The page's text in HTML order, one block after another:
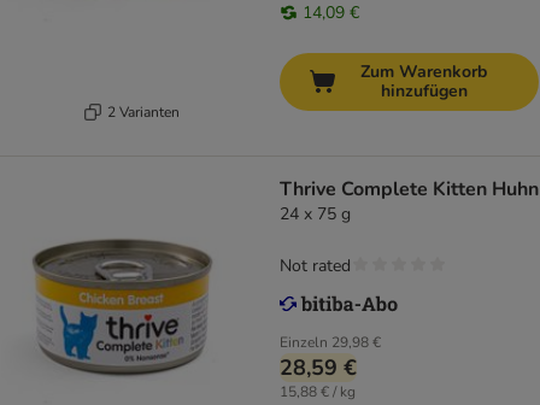
2 Varianten
14,09 €
Zum Warenkorb
hinzufügen
Thrive Complete Kitten Huhn
24 x 75 g
Einzeln 29,98 €
28,59 €
15,88 € / kg
Not rated